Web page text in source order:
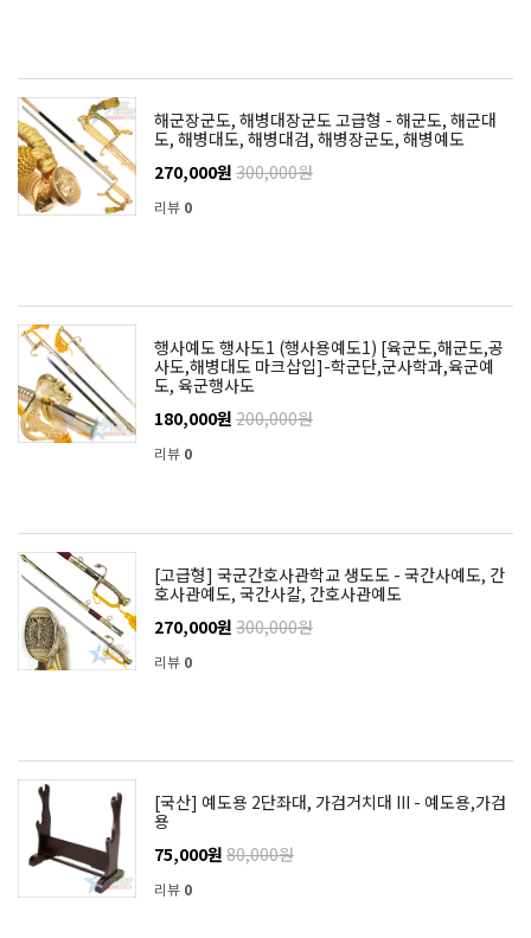
해군장군도, 해병대장군도 고급형 - 해군도, 해군대
도, 해병대도, 해병대검, 해병장군도, 해병예도
270,000원 300,000원
리뷰 0
행사예도 행사도1 (행사용예도1) [육군도,해군도,공
사도,해병대도 마크삽입]-학군단,군사학과,육군예
도, 육군행사도
180,000원 200,000원
리뷰 0
[고급형] 국군간호사관학교 생도도 - 국간사예도, 간
호사관예도, 국간사칼, 간호사관예도
270,000원 300,000원
리뷰 0
[국산] 예도용 2단좌대, 가검거치대 III - 예도용,가검
용
75,000원 80,000원
리뷰 0